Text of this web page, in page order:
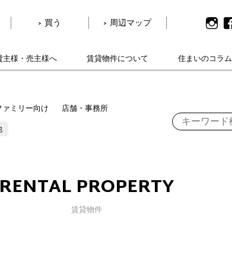
買う 周辺マップ
主様・売主様へ 賃貸物件について 住まいのコラム
ァミリー向け 店舗・事務所
RENTAL PROPERTY
賃貸物件